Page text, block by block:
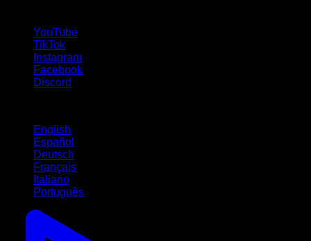
YouTube
TikTok
Instagram
Facebook
Discord
English
Español
Deutsch
Français
Italiano
Português